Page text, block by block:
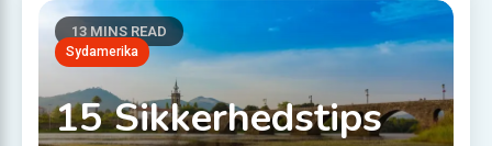
13 MINS READ
Sydamerika
15 Sikkerhedstips